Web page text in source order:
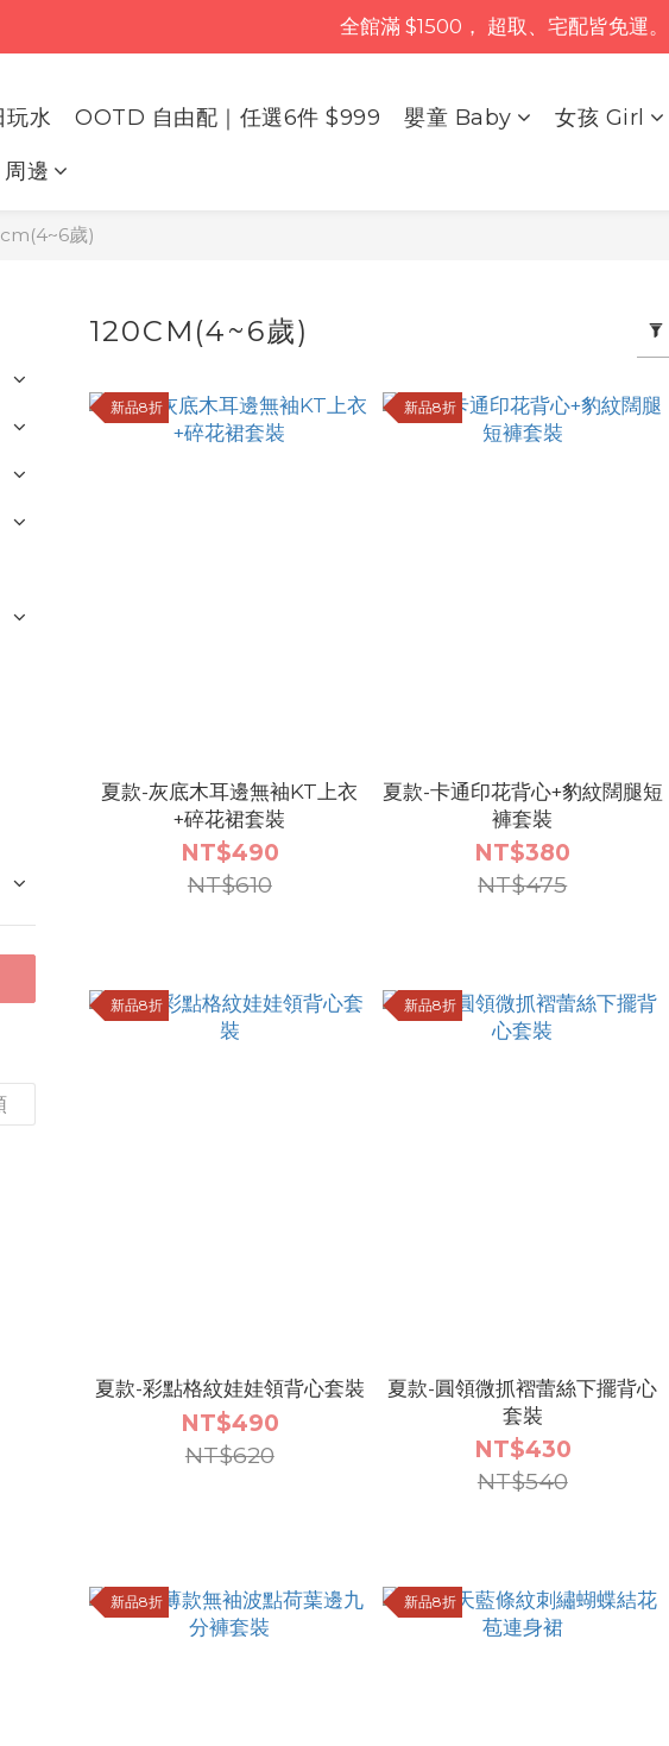
全館滿 $1500， 超取、宅配皆免運。
玩水 OOTD 自由配｜任選6件 $999 嬰童 Baby 女孩 Girl
周邊
歲)
120CM(4~6歲)
新品8折
夏款-灰底木耳邊無袖KT上衣
+碎花裙套裝
NT$490
NT$610
新品8折
夏款-卡通印花背心+豹紋闊腿短
褲套裝
NT$380
NT$475
新品8折
夏款-彩點格紋娃娃領背心套裝
NT$490
NT$620
新品8折
夏款-圓領微抓褶蕾絲下擺背心
套裝
NT$430
NT$540
新品8折 新品8折